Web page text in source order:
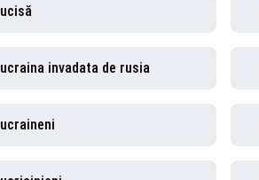
ucisă
ucraina invadata de rusia
ucraineni